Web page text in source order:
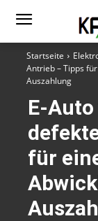
Startseite
Antrieb – Tipps
Auszahlung
E-
für